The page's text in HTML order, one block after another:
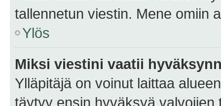
tallennetun viestin. Mene omiin
Ylös
Miksi viestini vaatii
Ylläpitäjä on voinut laittaa
täytyy ensin hyväksyä